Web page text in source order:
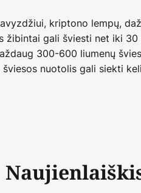
kriptono lempų,
žibintai gali šviesti net iki 30
300-600 liumenų
nuotolis gali siekti